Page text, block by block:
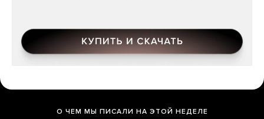
О ЧЕМ МЫ ПИСАЛИ НА ЭТОЙ НЕДЕЛЕ